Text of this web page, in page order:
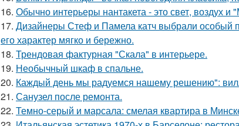
16. Обычно интерьеры нантакета - это свет, воздух и
17. Дизайнеры Стеф и Памела катч выбрали особый
его характер мягко и бережно.
18. Трендовая фактурная "Скала" в интерьере.
19. Необычный шкаф в спальне.
20. Каждый день мы радуемся нашему решению":
21. Санузел после ремонта.
22. Темно-серый и марсала: смелая квартира в